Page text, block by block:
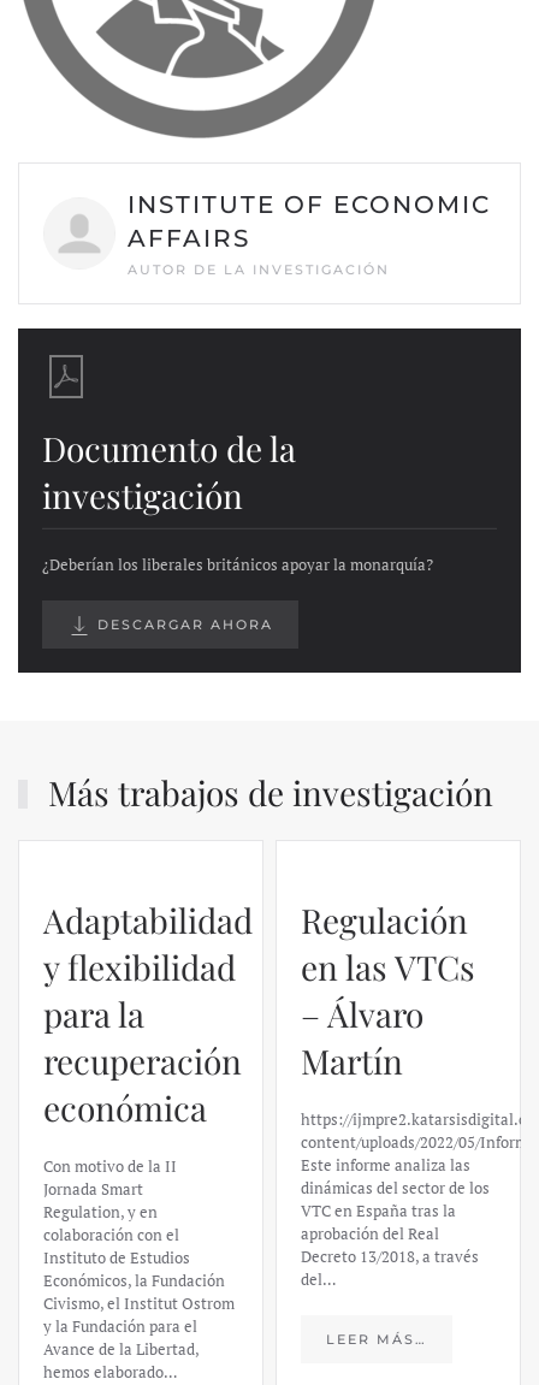
INSTITUTE OF ECONOMIC
AFFAIRS
AUTOR DE LA INVESTIGACIÓN
Documento de la
investigación
¿Deberían los liberales británicos apoyar la monarquía?
DESCARGAR AHORA
Más trabajos de investigación
Adaptabilidad
y flexibilidad
para la
recuperación
económica
Con motivo de la II
Jornada Smart
Regulation, y en
colaboración con el
Instituto de Estudios
Económicos, la Fundación
Civismo, el Institut Ostrom
y la Fundación para el
Avance de la Libertad,
hemos elaborado…
Regulación
en las VTCs
– Álvaro
Martín
https://
content/uploads/2022/05/
Este informe analiza las
dinámicas del sector de los
VTC en España tras la
aprobación del Real
Decreto 13/2018, a través
del…
LEER MÁS…